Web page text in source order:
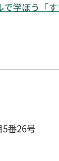
学ぼう「
番26号